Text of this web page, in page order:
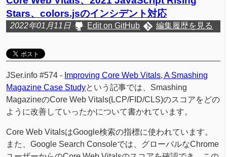
Stars、colors.jsのインシデント対応
2022年01月11日 Edit on GitHub 編集履歴を見る
JSer.info #574 - Improving Core Web Vitals, A Smashing
Magazine Case Studyという記事では、Smashing
MagazineのCore Web Vitals(LCP/FID/CLS)のスコアをどの
ように改善していったかについて書かれています。
Core Web VitalsはGoogle検索の指標に使われています。
また、Google Search Consoleでは、グローバルなChrome